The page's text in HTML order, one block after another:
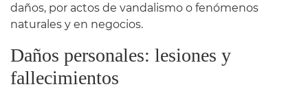
daños, por actos de vandalismo o fenómenos
naturales y en negocios.
Daños personales: lesiones y
fallecimientos